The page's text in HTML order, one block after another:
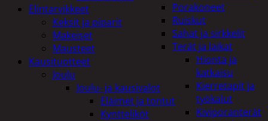
Porakoneet
Ruiskut
Sahat ja sirkkelit
Terät ja laikat
Hionta ja
katkaisu
Kierretapit ja
työkalut
Kiviporanterät
Elintarvikkeet
Keksit ja piparit
Makeiset
Mausteet
Kausituotteet
Joulu
Joulu- ja kausivalot
Eläimet ja tontut
Kyntteliköt